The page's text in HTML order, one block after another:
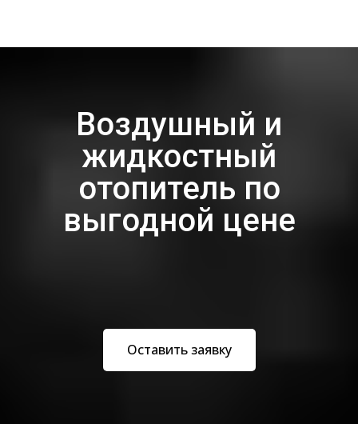
Воздушный и
жидкостный
отопитель по
выгодной цене
Оставить заявку